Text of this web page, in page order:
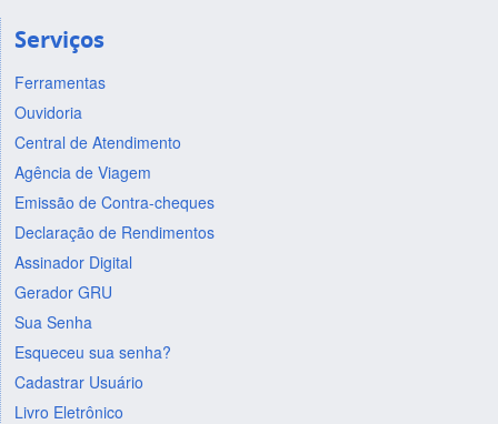
Serviços
Ferramentas
Ouvidoria
Central de Atendimento
Agência de Viagem
Emissão de Contra-cheques
Declaração de Rendimentos
Assinador Digital
Gerador GRU
Sua Senha
Esqueceu sua senha?
Cadastrar Usuário
Livro Eletrônico